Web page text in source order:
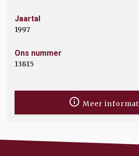
Jaartal
1997
Ons nummer
13815
Meer